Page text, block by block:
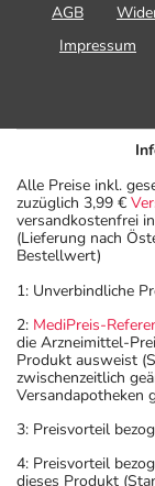
AGB
Impressum
Alle Preise inkl.
zuzüglich 3,99 €
versandkostenfrei
(Lieferung nach
Bestellwert)
1: Unverbindliche
2: MediPreis-
die Arzneimittel-
Produkt ausweist
zwischenzeitlich
Versandapotheken
3: Preisvorteil
4: Preisvorteil
dieses Produkt